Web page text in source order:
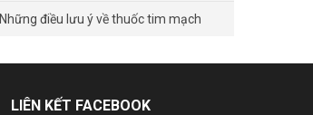
Những điều lưu ý về thuốc tim mạch
LIÊN KẾT FACEBOOK